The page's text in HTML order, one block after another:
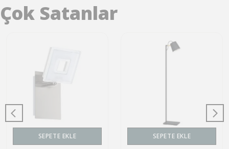
Çok Satanlar
SEPETE EKLE SEPETE EKLE